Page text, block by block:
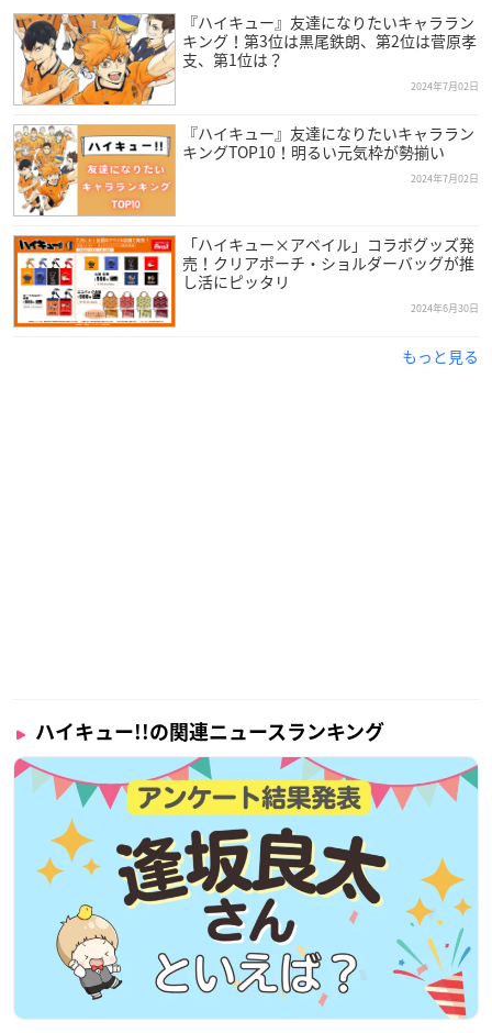
『ハイキュー』友達になりたいキャララン
キング！第3位は黒尾鉄朗、第2位は菅原孝
支、第1位は？
2024年7月02日
『ハイキュー』友達になりたいキャララン
キングTOP10！明るい元気枠が勢揃い
2024年7月02日
「ハイキュー×アベイル」コラボグッズ発
売！クリアポーチ・ショルダーバッグが推
し活にピッタリ
2024年6月30日
もっと見る
ハイキュー!!の関連ニュースランキング